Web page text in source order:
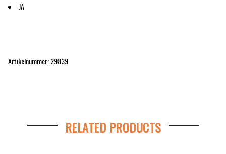
JA
Artikelnummer: 29839
RELATED PRODUCTS